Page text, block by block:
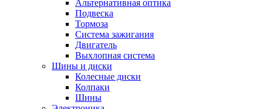
Альтернативная оптика
Подвеска
Тормоза
Система зажигания
Двигатель
Выхлопная система
Шины и диски
Колесные диски
Колпаки
Шины